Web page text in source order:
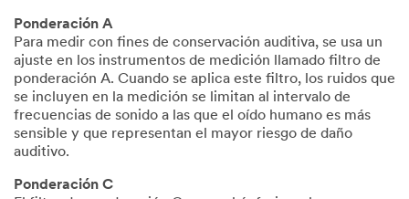
Ponderación A
Para medir con fines de conservación auditiva, se usa un
ajuste en los instrumentos de medición llamado filtro de
ponderación A. Cuando se aplica este filtro, los ruidos que
se incluyen en la medición se limitan al intervalo de
frecuencias de sonido a las que el oído humano es más
sensible y que representan el mayor riesgo de daño
auditivo.
Ponderación C